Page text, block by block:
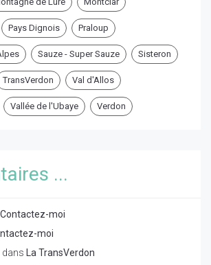
Pays Dignois Praloup
Sauze - Super Sauze Sisteron
TransVerdon Val d'Allos
Vallée de l'Ubaye Verdon
...
Contactez-moi
moi
dans
La TransVerdon